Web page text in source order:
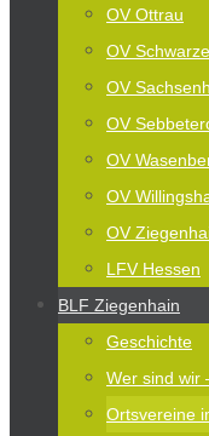
OV Ottrau
OV
OV
OV
OV
OV
OV
LFV Hessen
BLF Ziegenhain
Geschichte
Wer sind wir
Ortsvereine